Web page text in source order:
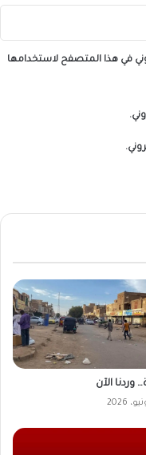
في هذا المتصفح لاستخدامها
وردنا الآن